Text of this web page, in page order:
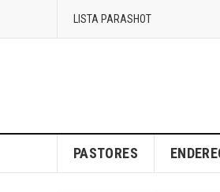
LISTA PARASHOT
PASTORES